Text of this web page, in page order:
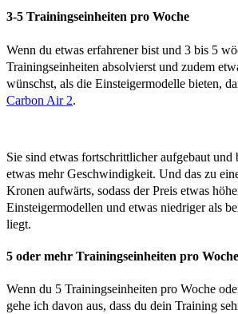
3-5 Trainingseinheiten pro Woche
Wenn du etwas erfahrener bist und 3 bis 5
Trainingseinheiten absolvierst und zudem
wünschst, als die Einsteigermodelle bieten,
Carbon Air 2.
Sie sind etwas fortschrittlicher aufgebaut und
etwas mehr Geschwindigkeit. Und das zu
Kronen aufwärts, sodass der Preis etwas
Einsteigermodellen und etwas niedriger als
liegt.
5 oder mehr Trainingseinheiten pro Woche
Wenn du 5 Trainingseinheiten pro Woche
gehe ich davon aus, dass du dein Training